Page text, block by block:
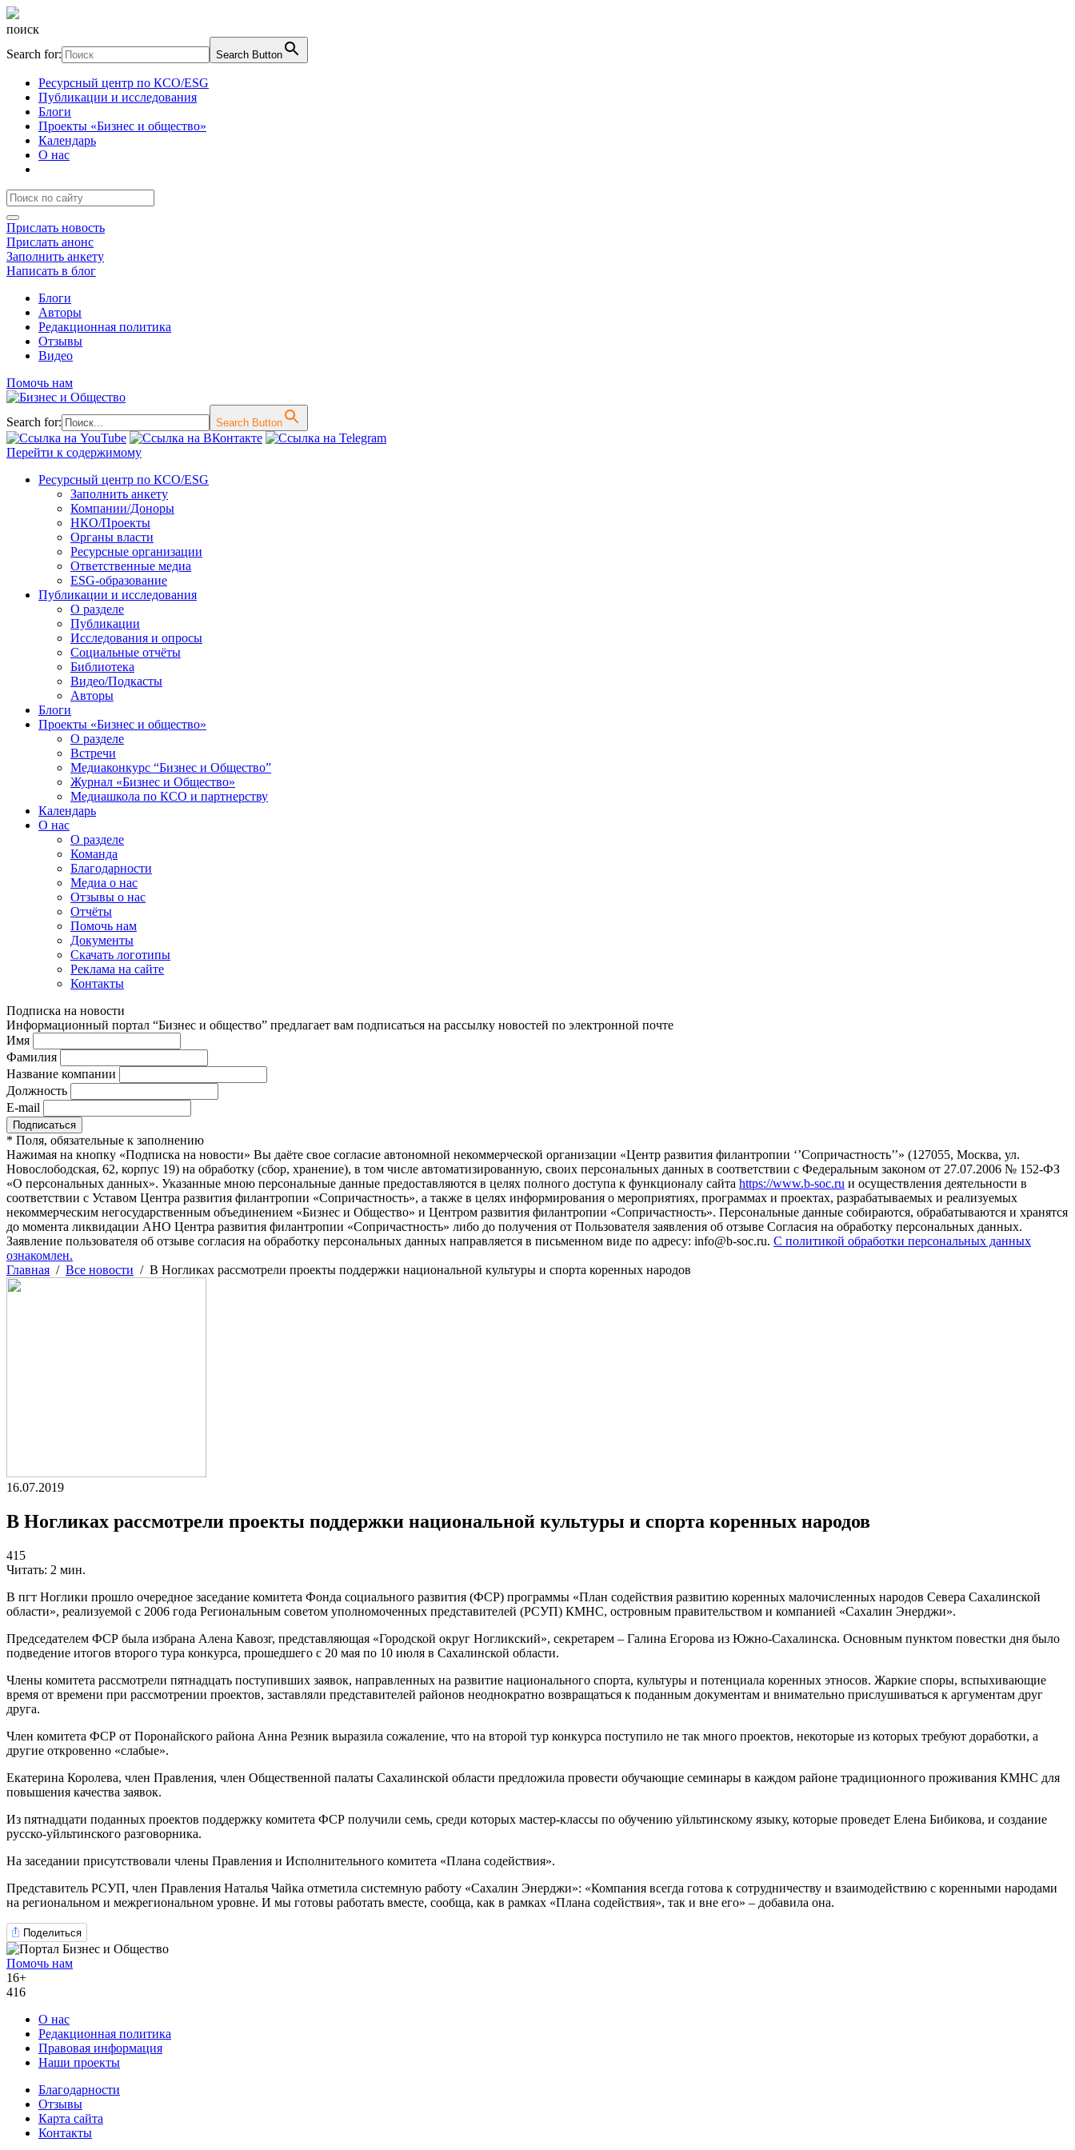
поиск
Search for:
Search Button
Ресурсный центр по КСО/ESG
Публикации и исследования
Блоги
Проекты «Бизнес и общество»
Календарь
О нас
Прислать новость
Прислать анонс
Заполнить анкету
Написать в блог
Блоги
Авторы
Редакционная политика
Отзывы
Видео
Помочь нам
Search for: Search Button
Перейти к содержимому
Ресурсный центр по КСО/ESG
Заполнить анкету
Компании/Доноры
НКО/Проекты
Органы власти
Ресурсные организации
Ответственные медиа
ESG-образование
Публикации и исследования
О разделе
Публикации
Исследования и опросы
Социальные отчёты
Библиотека
Видео/Подкасты
Авторы
Блоги
Проекты «Бизнес и общество»
О разделе
Встречи
Медиаконкурс “Бизнес и Общество”
Журнал «Бизнес и Общество»
Медиашкола по КСО и партнерству
Календарь
О нас
О разделе
Команда
Благодарности
Медиа о нас
Отзывы о нас
Отчёты
Помочь нам
Документы
Скачать логотипы
Реклама на сайте
Контакты
Подписка на новости
Информационный портал “Бизнес и общество” предлагает вам подписаться на рассылку новостей по электронной почте
Имя
Фамилия
Название компании
Должность
E-mail
* Поля, обязательные к заполнению
Нажимая на кнопку «Подписка на новости» Вы даёте свое согласие автономной некоммерческой организации «Центр развития филантропии ‘’Сопричастность’’» (127055, Москва, ул.
Новослободская, 62, корпус 19) на обработку (сбор, хранение), в том числе автоматизированную, своих персональных данных в соответствии с Федеральным законом от 27.07.2006 № 152-ФЗ
«О персональных данных». Указанные мною персональные данные предоставляются в целях полного доступа к функционалу сайта https://www.b-soc.ru и осуществления деятельности в
соответствии с Уставом Центра развития филантропии «Сопричастность», а также в целях информирования о мероприятиях, программах и проектах, разрабатываемых и реализуемых
некоммерческим негосударственным объединением «Бизнес и Общество» и Центром развития филантропии «Сопричастность». Персональные данные собираются, обрабатываются и хранятся
до момента ликвидации АНО Центра развития филантропии «Сопричастность» либо до получения от Пользователя заявления об отзыве Согласия на обработку персональных данных.
Заявление пользователя об отзыве согласия на обработку персональных данных направляется в письменном виде по адресу: info@b-soc.ru. С политикой обработки персональных данных
ознакомлен.
Главная / Все новости / В Ногликах рассмотрели проекты поддержки национальной культуры и спорта коренных народов
16.07.2019
В Ногликах рассмотрели проекты поддержки национальной культуры и спорта коренных народов
415
Читать: 2 мин.
В пгт Ноглики прошло очередное заседание комитета Фонда социального развития (ФСР) программы «План содействия развитию коренных малочисленных народов Севера Сахалинской
области», реализуемой с 2006 года Региональным советом уполномоченных представителей (РСУП) КМНС, островным правительством и компанией «Сахалин Энерджи».
Председателем ФСР была избрана Алена Кавозг, представляющая «Городской округ Ногликский», секретарем – Галина Егорова из Южно-Сахалинска. Основным пунктом повестки дня было
подведение итогов второго тура конкурса, прошедшего с 20 мая по 10 июля в Сахалинской области.
Члены комитета рассмотрели пятнадцать поступивших заявок, направленных на развитие национального спорта, культуры и потенциала коренных этносов. Жаркие споры, вспыхивающие
время от времени при рассмотрении проектов, заставляли представителей районов неоднократно возвращаться к поданным документам и внимательно прислушиваться к аргументам друг
друга.
Член комитета ФСР от Поронайского района Анна Резник выразила сожаление, что на второй тур конкурса поступило не так много проектов, некоторые из которых требуют доработки, а
другие откровенно «слабые».
Екатерина Королева, член Правления, член Общественной палаты Сахалинской области предложила провести обучающие семинары в каждом районе традиционного проживания КМНС для
повышения качества заявок.
Из пятнадцати поданных проектов поддержку комитета ФСР получили семь, среди которых мастер-классы по обучению уйльтинскому языку, которые проведет Елена Бибикова, и создание
русско-уйльтинского разговорника.
На заседании присутствовали члены Правления и Исполнительного комитета «Плана содействия».
Представитель РСУП, член Правления Наталья Чайка отметила системную работу «Сахалин Энерджи»: «Компания всегда готова к сотрудничеству и взаимодействию с коренными народами
на региональном и межрегиональном уровне. И мы готовы работать вместе, сообща, как в рамках «Плана содействия», так и вне его» – добавила она.
Поделиться
Помочь нам
16+
416
О нас
Редакционная политика
Правовая информация
Наши проекты
Благодарности
Отзывы
Карта сайта
Контакты